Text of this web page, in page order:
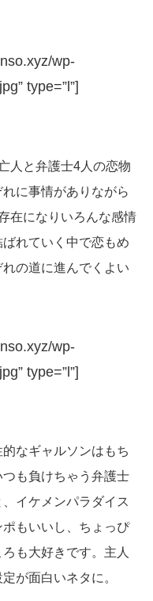
wp-
type=”l”]
人と弁護士4人の恋物
に事情がありながら
在になりいろんな感情
れていく中で恋もめ
の道に進んでくよい
wp-
type=”l”]
なギャルソンはもち
も負けちゃう弁護士
イケメンパラダイス
もいいし、ちょっぴ
も大好きです。主人
が面白いネタに。